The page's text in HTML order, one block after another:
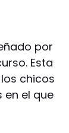
por
Esta
chicos
en el que